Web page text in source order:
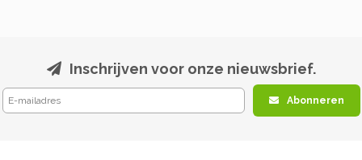
Inschrijven voor onze nieuwsbrief.
Abonneren